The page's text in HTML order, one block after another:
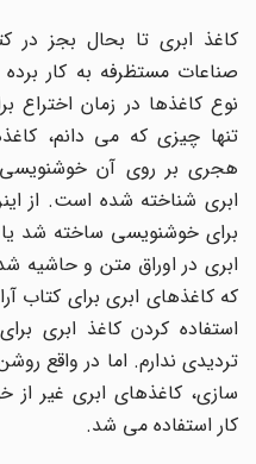
کاغذ ابری تا بحال بجز در
صناعات مستظرفه به کار
نوع کاغذها در زمان اختراع
تنها چیزی که می دانم،
هجری بر روی آن خوشنویسی
ابری شناخته شده است. از
برای خوشنویسی ساخته شد یا
ابری در اوراق متن و حاشیه
که کاغذهای ابری برای کتاب
استفاده کردن کاغذ ابری
تردیدی ندارم. اما در واقع
سازی، کاغذهای ابری غیر از
کار استفاده می شد.